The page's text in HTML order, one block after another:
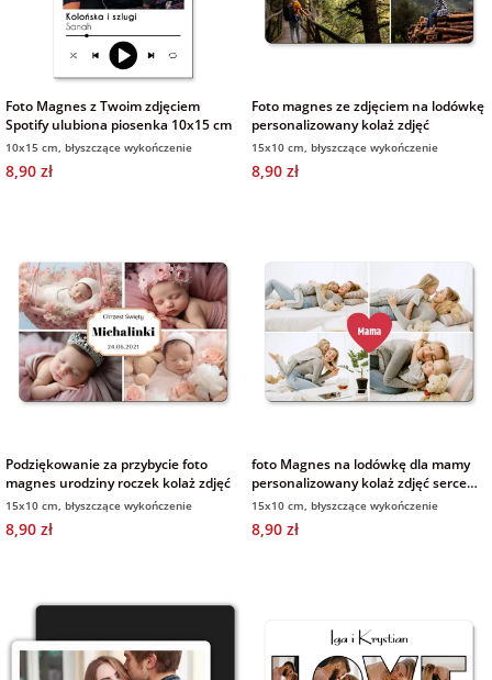
Foto Magnes z Twoim zdjęciem
Spotify ulubiona piosenka 10x15 cm
10x15 cm, błyszczące wykończenie
8,90 zł
Foto magnes ze zdjęciem na lodówkę
personalizowany kolaż zdjęć
15x10 cm, błyszczące wykończenie
8,90 zł
Podziękowanie za przybycie foto
magnes urodziny roczek kolaż zdjęć
15x10 cm, błyszczące wykończenie
8,90 zł
foto Magnes na lodówkę dla mamy
personalizowany kolaż zdjęć serce
15x10 cm
15x10 cm, błyszczące wykończenie
8,90 zł